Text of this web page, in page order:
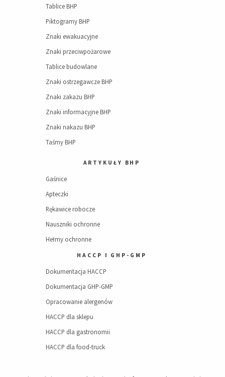
Tablice BHP
Piktogramy BHP
Znaki ewakuacyjne
Znaki przeciwpożarowe
Tablice budowlane
Znaki ostrzegawcze BHP
Znaki zakazu BHP
Znaki informacyjne BHP
Znaki nakazu BHP
Taśmy BHP
ARTYKUŁY BHP
Gaśnice
Apteczki
Rękawice robocze
Nauszniki ochronne
Hełmy ochronne
HACCP I GHP-GMP
Dokumentacja HACCP
Dokumentacja GHP-GMP
Opracowanie alergenów
HACCP dla sklepu
HACCP dla gastronomii
HACCP dla food-truck